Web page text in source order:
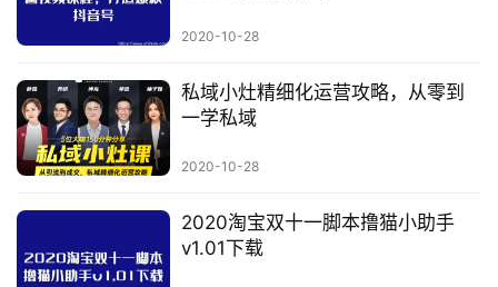
业
讯
开
眼
案
2020-10-28
私域小灶精细化运营攻略，从零到
一学私域
2020-10-28
2020淘宝双十一脚本撸猫小助手
v1.01下载